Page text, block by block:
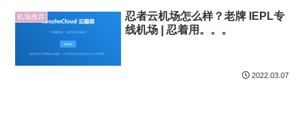
机场推荐
忍者云机场怎么样？老牌 IEPL专
线机场 | 忍着用。。。
2022.03.07